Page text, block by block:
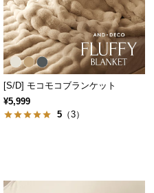
[S/D] モコモコブランケット
¥5,999
5 （3）